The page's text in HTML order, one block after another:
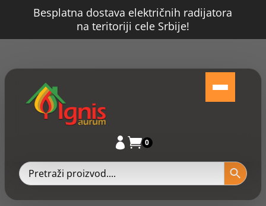
Besplatna dostava električnih radijatora
na teritoriji cele Srbije!
  0